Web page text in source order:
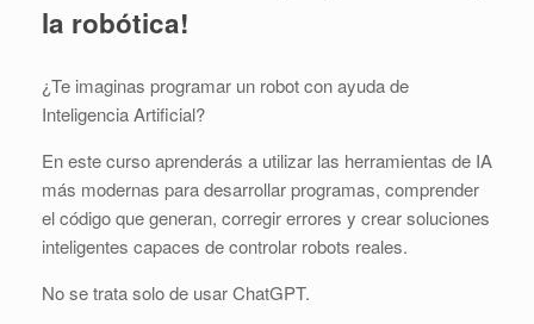
la robótica!
¿Te imaginas programar un robot con ayuda de
Inteligencia Artificial?
En este curso aprenderás a utilizar las herramientas de IA
más modernas para desarrollar programas, comprender
el código que generan, corregir errores y crear soluciones
inteligentes capaces de controlar robots reales.
No se trata solo de usar ChatGPT.